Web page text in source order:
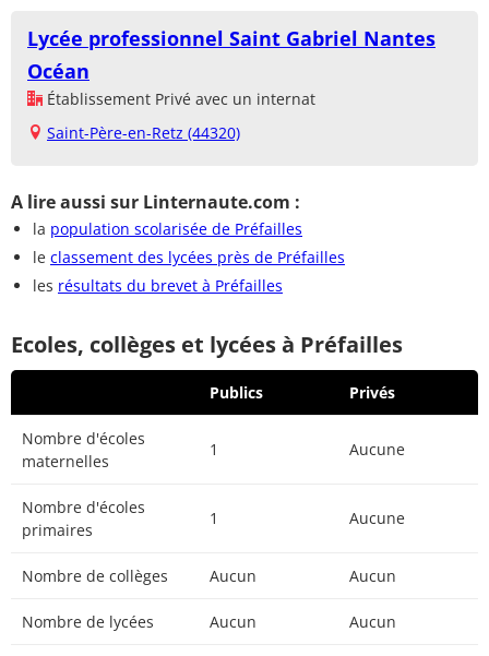
Lycée professionnel Saint Gabriel Nantes
Océan
Établissement Privé avec un internat
Saint-Père-en-Retz (44320)
A lire aussi sur Linternaute.com :
la population scolarisée de Préfailles
le classement des lycées près de Préfailles
les résultats du brevet à Préfailles
Ecoles, collèges et lycées à Préfailles
Publics Privés
Nombre d'écoles
maternelles
1 Aucune
Nombre d'écoles
primaires
1 Aucune
Nombre de collèges Aucun Aucun
Nombre de lycées Aucun Aucun